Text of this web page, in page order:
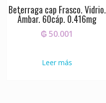
Beterraga cap Frasco. Vidrio.
Ámbar. 60cáp. 0.416mg
₲50.001
Leer más